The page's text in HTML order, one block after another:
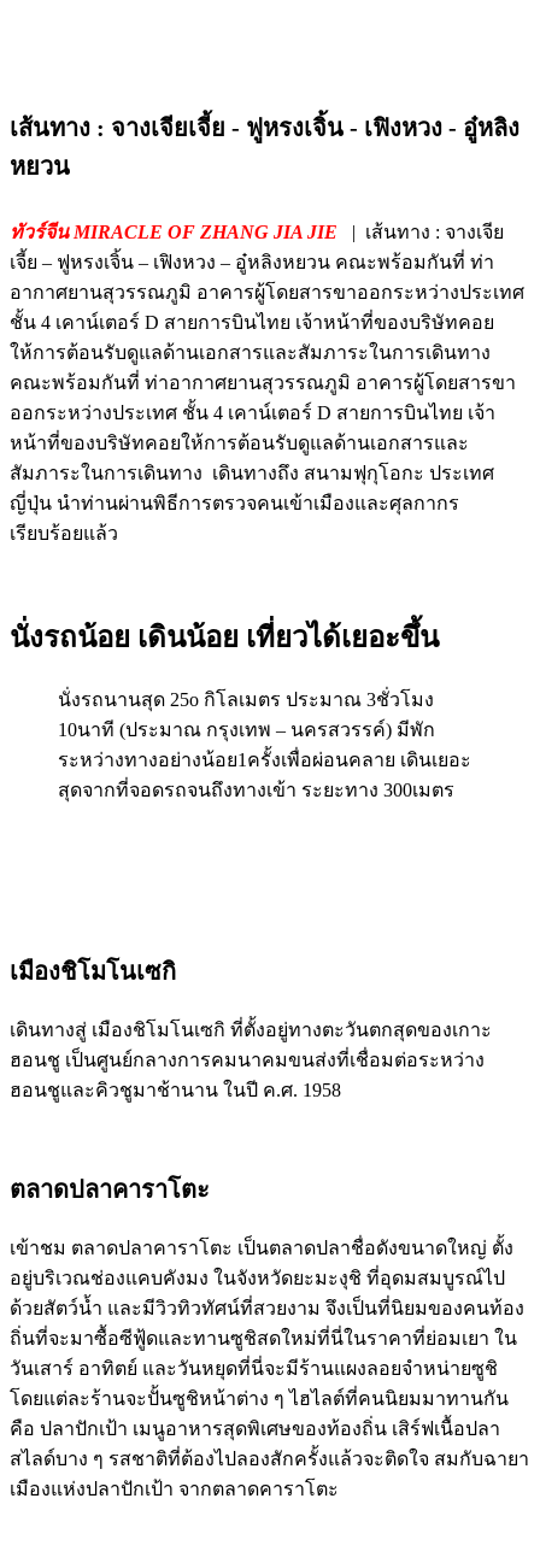
เส้นทาง : จางเจียเจี้ย - ฟูหรงเจิ้น - เฟิงหวง - อู๋หลิง
หยวน
ทัวร์จีน MIRACLE OF ZHANG JIA JIE | เส้นทาง : จางเจีย
เจี้ย – ฟูหรงเจิ้น – เฟิงหวง – อู๋หลิงหยวน คณะพร้อมกันที่ ท่า
อากาศยานสุวรรณภูมิ อาคารผู้โดยสารขาออกระหว่างประเทศ
ชั้น 4 เคาน์เตอร์ D สายการบินไทย เจ้าหน้าที่ของบริษัทคอย
ให้การต้อนรับดูแลด้านเอกสารและสัมภาระในการเดินทาง
คณะพร้อมกันที่ ท่าอากาศยานสุวรรณภูมิ อาคารผู้โดยสารขา
ออกระหว่างประเทศ ชั้น 4 เคาน์เตอร์ D สายการบินไทย เจ้า
หน้าที่ของบริษัทคอยให้การต้อนรับดูแลด้านเอกสารและ
สัมภาระในการเดินทาง เดินทางถึง สนามฟุกุโอกะ ประเทศ
ญี่ปุ่น นำท่านผ่านพิธีการตรวจคนเข้าเมืองและศุลกากร
เรียบร้อยแล้ว
นั่งรถน้อย เดินน้อย เที่ยวได้เยอะขึ้น
นั่งรถนานสุด 25o กิโลเมตร ประมาณ 3ชั่วโมง
10นาที (ประมาณ กรุงเทพ – นครสวรรค์) มีพัก
ระหว่างทางอย่างน้อย1ครั้งเพื่อผ่อนคลาย เดินเยอะ
สุดจากที่จอดรถจนถึงทางเข้า ระยะทาง 300เมตร
เมืองชิโมโนเซกิ
เดินทางสู่ เมืองชิโมโนเซกิ ที่ตั้งอยู่ทางตะวันตกสุดของเกาะ
ฮอนชู เป็นศูนย์กลางการคมนาคมขนส่งที่เชื่อมต่อระหว่าง
ฮอนชูและคิวชูมาช้านาน ในปี ค.ศ. 1958
ตลาดปลาคาราโตะ
เข้าชม ตลาดปลาคาราโตะ เป็นตลาดปลาชื่อดังขนาดใหญ่ ตั้ง
อยู่บริเวณช่องแคบคังมง ในจังหวัดยะมะงุชิ ที่อุดมสมบูรณ์ไป
ด้วยสัตว์น้ำ และมีวิวทิวทัศน์ที่สวยงาม จึงเป็นที่นิยมของคนท้อง
ถิ่นที่จะมาซื้อซีฟู้ดและทานซูชิสดใหม่ที่นี่ในราคาที่ย่อมเยา ใน
วันเสาร์ อาทิตย์ และวันหยุดที่นี่จะมีร้านแผงลอยจำหน่ายซูชิ
โดยแต่ละร้านจะปั้นซูชิหน้าต่าง ๆ ไฮไลต์ที่คนนิยมมาทานกัน
คือ ปลาปักเป้า เมนูอาหารสุดพิเศษของท้องถิ่น เสิร์ฟเนื้อปลา
สไลด์บาง ๆ รสชาติที่ต้องไปลองสักครั้งแล้วจะติดใจ สมกับฉายา
เมืองแห่งปลาปักเป้า จากตลาดคาราโตะ